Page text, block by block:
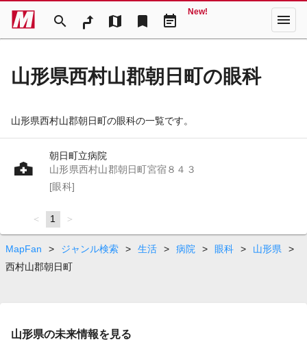
search map bookmark event_note
New! menu
山形県西村山郡朝日町の眼科
山形県西村山郡朝日町の眼科の一覧です。
朝日町立病院
山形県西村山郡朝日町宮宿８４３
[眼科]
page
You're
on
page
1 page
MapFan > ジャンル検索 > 生活 > 病院 > 眼科 > 山形県
>
西村山郡朝日町
山形県の未来情報を見る